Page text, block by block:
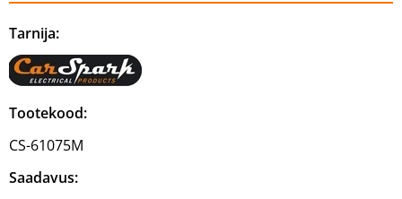
Tarnija:
Tootekood:
CS-61075M
Saadavus: